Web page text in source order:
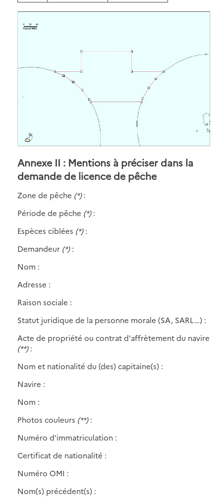
Annexe II : Mentions à préciser dans la
demande de licence de pêche
Zone de pêche (*):
Période de pêche (*):
Espèces ciblées (*):
Demandeur (*):
Nom :
Adresse :
Raison sociale :
Statut juridique de la personne morale (SA, SARL…) :
Acte de propriété ou contrat d'affrètement du navire
(**):
Nom et nationalité du (des) capitaine(s) :
Navire :
Nom :
Photos couleurs (**):
Numéro d'immatriculation :
Certificat de nationalité :
Numéro OMI :
Nom(s) précédent(s) :